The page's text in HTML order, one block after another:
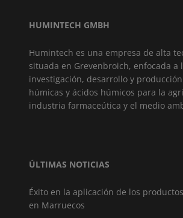
HUMINTECH GMBH
Humintech es una empresa de alta
situada en Grevenbroich, enfocada a
investigación, desarrollo y
húmicas y ácidos húmicos para la
industria farmaceútica y el medio
ÚLTIMAS NOTICIAS
Éxito en la aplicación de los
en Marruecos